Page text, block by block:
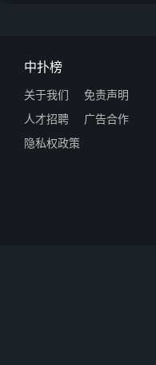
中扑榜
关于我们
免责声明
人才招聘
广告合作
隐私权政策